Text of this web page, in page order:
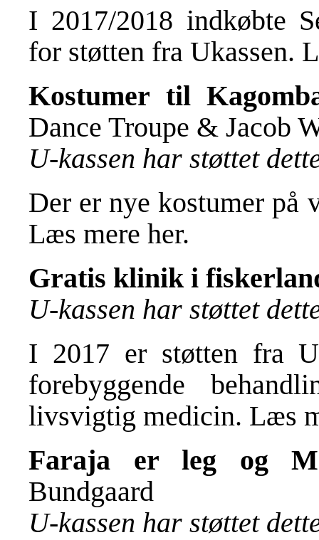
I 2017/2018 indkøbte
for støtten fra Ukassen.
Kostumer til
Dance Troupe & Jacob
U-kassen har støttet
Der er nye kostumer på
Læs mere her.
Gratis klinik i
U-kassen har støttet
I 2017 er støtten fra
forebyggende
livsvigtig medicin. Læs
Faraja er leg og
Bundgaard
U-kassen har støttet